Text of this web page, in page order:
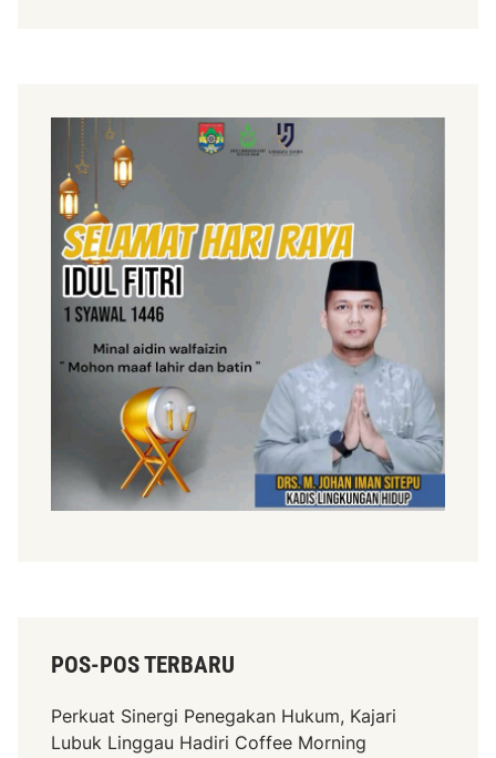
POS-POS TERBARU
Perkuat Sinergi Penegakan Hukum, Kajari
Lubuk Linggau Hadiri Coffee Morning